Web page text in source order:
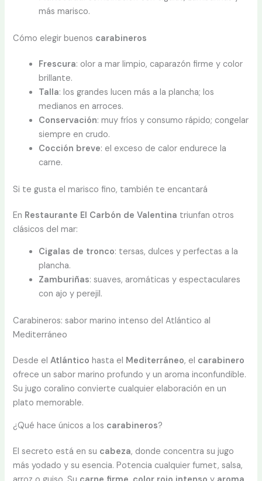
más marisco.
Cómo elegir buenos carabineros
Frescura: olor a mar limpio, caparazón firme y color
brillante.
Talla: los grandes lucen más a la plancha; los
medianos en arroces.
Conservación: muy fríos y consumo rápido; congelar
siempre en crudo.
Cocción breve: el exceso de calor endurece la
carne.
Si te gusta el marisco fino, también te encantará
En Restaurante El Carbón de Valentina triunfan otros
clásicos del mar:
Cigalas de tronco: tersas, dulces y perfectas a la
plancha.
Zamburiñas: suaves, aromáticas y espectaculares
con ajo y perejil.
Carabineros: sabor marino intenso del Atlántico al
Mediterráneo
Desde elAtlántico hasta el Mediterráneo, el carabinero
ofrece un sabor marino profundo y un aroma inconfundible.
Su jugo coralino convierte cualquier elaboración en un
plato memorable.
¿Qué hace únicos a los carabineros?
El secreto está en su cabeza, donde concentra su jugo
más yodado y su esencia. Potencia cualquier fumet, salsa,